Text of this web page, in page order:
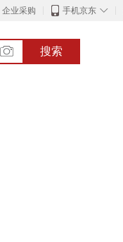
企业采购 ◇
手机京东
搜索